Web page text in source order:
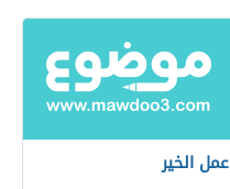
عمل الخير